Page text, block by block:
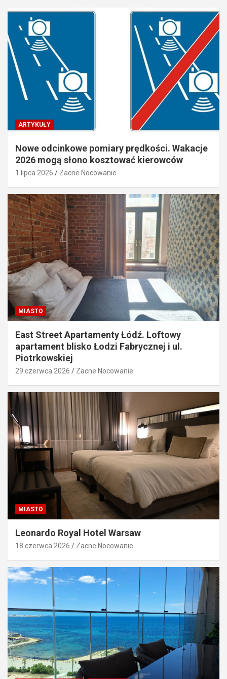
ARTYKUŁY
Nowe odcinkowe pomiary prędkości. Wakacje
2026 mogą słono kosztować kierowców
1 lipca 2026 Zacne Nocowanie
MIASTO
East Street Apartamenty Łódź. Loftowy
apartament blisko Łodzi Fabrycznej i ul.
Piotrkowskiej
29 czerwca 2026 Zacne Nocowanie
MIASTO
Leonardo Royal Hotel Warsaw
18 czerwca 2026 Zacne Nocowanie